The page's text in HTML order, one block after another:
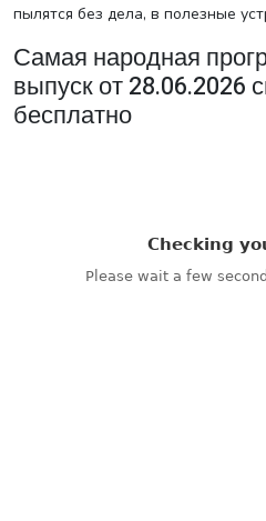
пылятся без дела, в полезные
Самая народная
выпуск от 28.06.2026
бесплатно